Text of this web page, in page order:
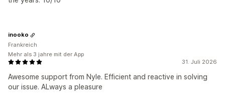
31. Juli 2026
Awesome support from Nyle. Efficient and reactive in solving
our issue. ALways a pleasure
inooko
Frankreich
Mehr als 3 jahre mit der App